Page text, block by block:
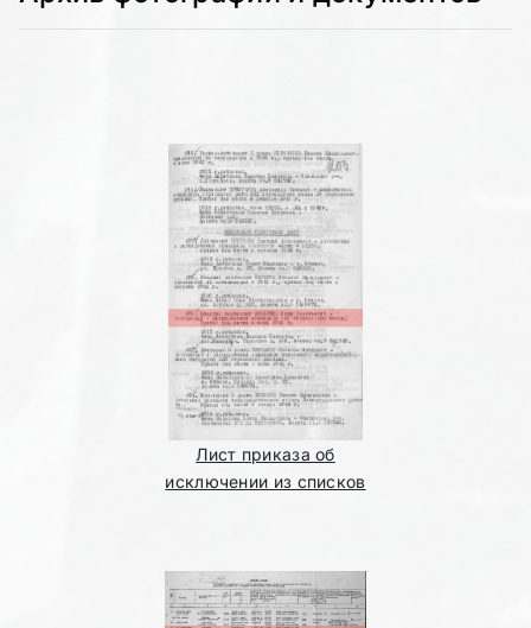
Лист приказа об
исключении из списков